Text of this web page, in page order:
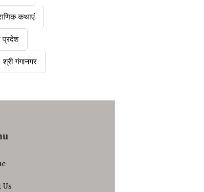
कथाएं
प्रदेश
श्री गंगानगर
Us